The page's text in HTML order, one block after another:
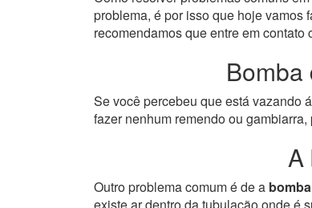
problema, é por isso que hoje vamos
recomendamos que entre em
Se você percebeu que está vazando
fazer nenhum remendo ou
A
Outro problema comum é de a
existe ar dentro da tubulação onde é